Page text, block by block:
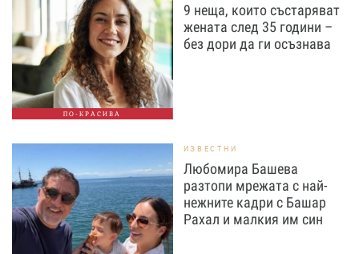
ПО-КРАСИВА
9 неща, които състаряват
жената след 35 години –
без дори да ги осъзнава
ИЗВЕСТНИ
Любомира Башева
разтопи мрежата с най-
нежните кадри с Башар
Рахал и малкия им син